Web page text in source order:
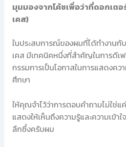
มุมมองจากโค้ชเพื่อว่าที่ดอกเต
เคส)
ในประสบการณ์ของผมที่ได้ทำงานกั
เคส มีเทคนิคหนึ่งที่สำคัญในการดีเ
กรรมการเป็นโอกาสในการแสดงค
ศึกษา
ให้คุณจำไว้ว่าการตอบคำถามไม่ใช่
แสดงให้เห็นถึงความรู้และความเข้า
ลึกซึ้งครับผม